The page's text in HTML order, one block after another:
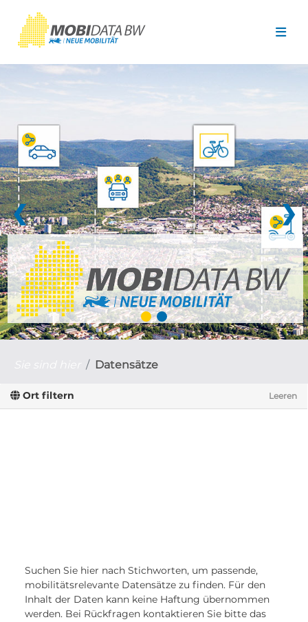
❮ ❯
Datensätze
Ort filtern Leeren
Suchen Sie hier nach Stichworten, um passende,
mobilitätsrelevante Datensätze zu finden. Für den
Inhalt der Daten kann keine Haftung übernommen
werden. Bei Rückfragen kontaktieren Sie bitte das